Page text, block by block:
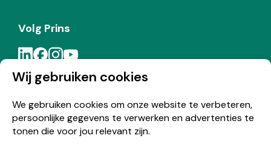
Wij gebruiken cookies
We gebruiken cookies om onze website te verbeteren,
persoonlijke gegevens te verwerken en advertenties te
tonen die voor jou relevant zijn.
Volg Prins
Meld je aan voor de Prins nieuwsbrief